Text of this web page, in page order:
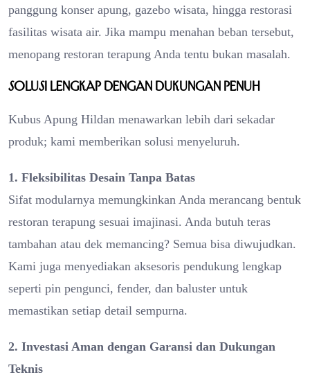
panggung konser apung, gazebo wisata, hingga restorasi
fasilitas wisata air. Jika mampu menahan beban tersebut,
menopang restoran terapung Anda tentu bukan masalah.
Solusi Lengkap dengan Dukungan Penuh
Kubus Apung Hildan menawarkan lebih dari sekadar
produk; kami memberikan solusi menyeluruh.
1. Fleksibilitas Desain Tanpa Batas
Sifat modularnya memungkinkan Anda merancang bentuk
restoran terapung sesuai imajinasi. Anda butuh teras
tambahan atau dek memancing? Semua bisa diwujudkan.
Kami juga menyediakan aksesoris pendukung lengkap
seperti pin pengunci, fender, dan baluster untuk
memastikan setiap detail sempurna.
2. Investasi Aman dengan Garansi dan Dukungan
Teknis